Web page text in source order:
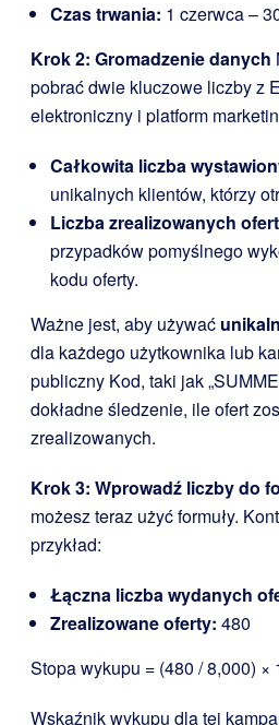
Czas trwania: 1 czerwca –
Krok 2: Gromadzenie danych
pobrać dwie kluczowe liczby z
elektroniczny i platform
Całkowita liczba
unikalnych klientów, którzy
Liczba zrealizowanych
przypadków pomyślnego
kodu oferty.
Ważne jest, aby używać
dla każdego użytkownika lub
publiczny Kod, taki jak
dokładne śledzenie, ile ofert
zrealizowanych.
Krok 3: Wprowadź liczby do
możesz teraz użyć formuły.
przykład:
Łączna liczba wydanych
Zrealizowane oferty: 480
Stopa wykupu = (480 / 8,000) ×
Wskaźnik wykupu dla tej